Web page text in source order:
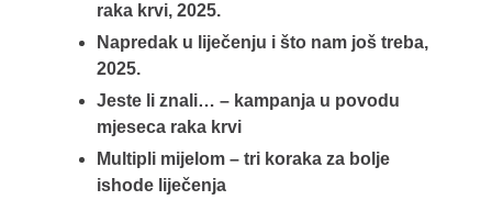
raka krvi, 2025.
Napredak u liječenju i što nam još treba,
2025.
Jeste li znali… – kampanja u povodu
mjeseca raka krvi
Multipli mijelom – tri koraka za bolje
ishode liječenja